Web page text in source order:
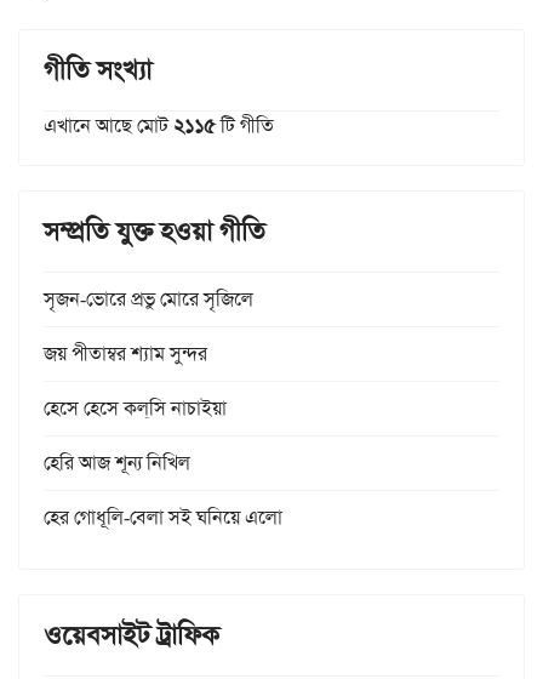
গীতি সংখ্যা
এখানে আছে মোট২১১৫টি গীতি
সম্প্রতি যুক্ত হওয়া গীতি
সৃজন-ভোরে প্রভু মোরে সৃজিলে
জয় পীতাম্বর শ্যাম সুন্দর
হেসে হেসে কল্‌সি নাচাইয়া
হেরি আজ শূন্য নিখিল
হের গোধূলি-বেলা সই ঘনিয়ে এলো
ওয়েবসাইট ট্রাফিক